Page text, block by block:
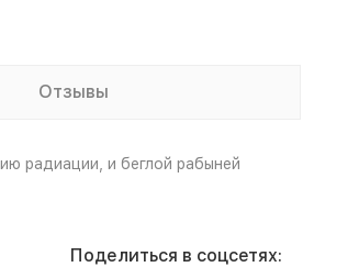
Отзывы
радиации, и беглой рабыней
Поделиться в соцсетях: